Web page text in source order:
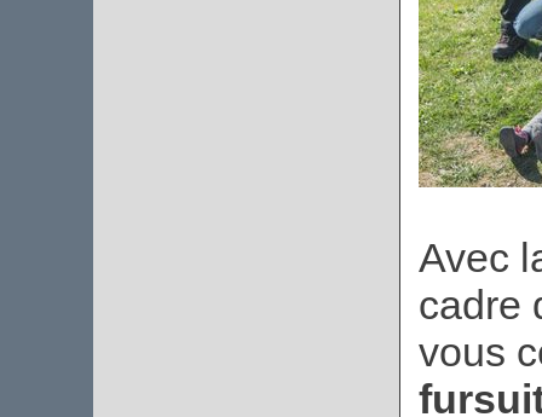
Avec
cadre
vous